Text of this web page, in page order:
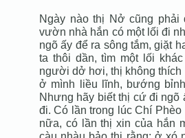
Ngày nào thị Nở cũng
vườn nhà hắn có một lối đi
ngõ ấy để ra sông tắm, giặt
ta thôi dần, tìm một lối
người dở hơi, thị không
ở mình liều lĩnh, bướng
Nhưng hãy biết thị cứ đi ngõ
đi. Có lần trong lúc Chí
nữa, có lần thị xin của hắn